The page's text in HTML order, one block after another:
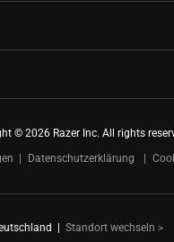
© 2026 Razer Inc. All rights
Datenschutzerklärung
Standort wechseln >